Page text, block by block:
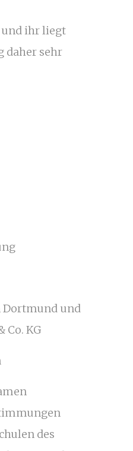
ihr liegt
daher sehr
Dortmund und
Co. KG
des